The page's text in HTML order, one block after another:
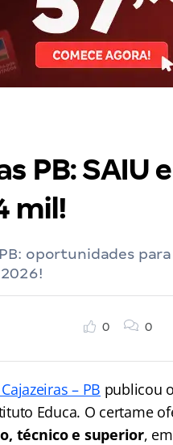
PB: SAIU
mil!
oportunidades
0 0
– PB publicou
Educa. O certame
técnico e superior,